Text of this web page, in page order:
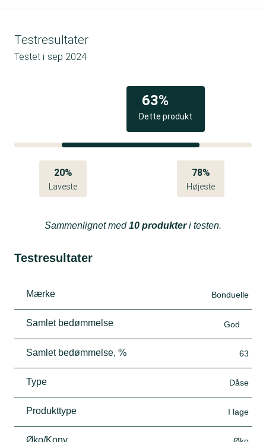
selvom de måske er lidt for bløde til salater.
Testresultater
Testet i sep 2024
Dette produkt
63%
20%
Laveste
78%
Højeste
Sammenlignet med10 produkteri testen.
Testresultater
Mærke Bonduelle
Samlet bedømmelse God
Samlet bedømmelse, % 63
Type Dåse
Produkttype I lage
Øko/Konv